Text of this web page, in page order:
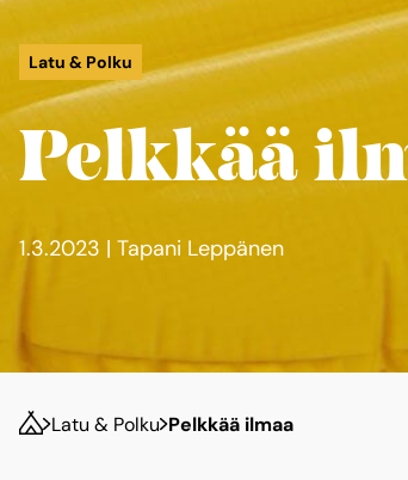
Latu & Polku
Pelkkää
1.3.2023 | Tapani Leppänen
Latu & Polku Pelkkää ilmaa